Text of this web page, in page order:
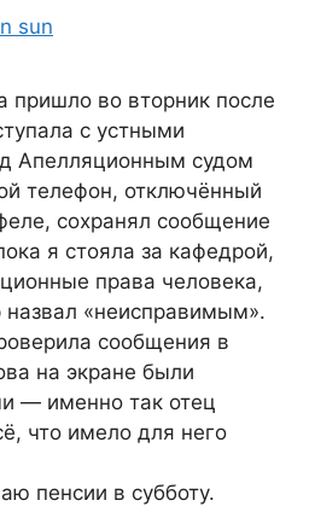
sun
пришло во вторник после
с устными
Апелляционным судом
телефон, отключённый
сохранял сообщение
я стояла за кафедрой,
права человека,
назвал «неисправимым».
сообщения в
на экране были
— именно так отец
что имело для него
пенсии в субботу.